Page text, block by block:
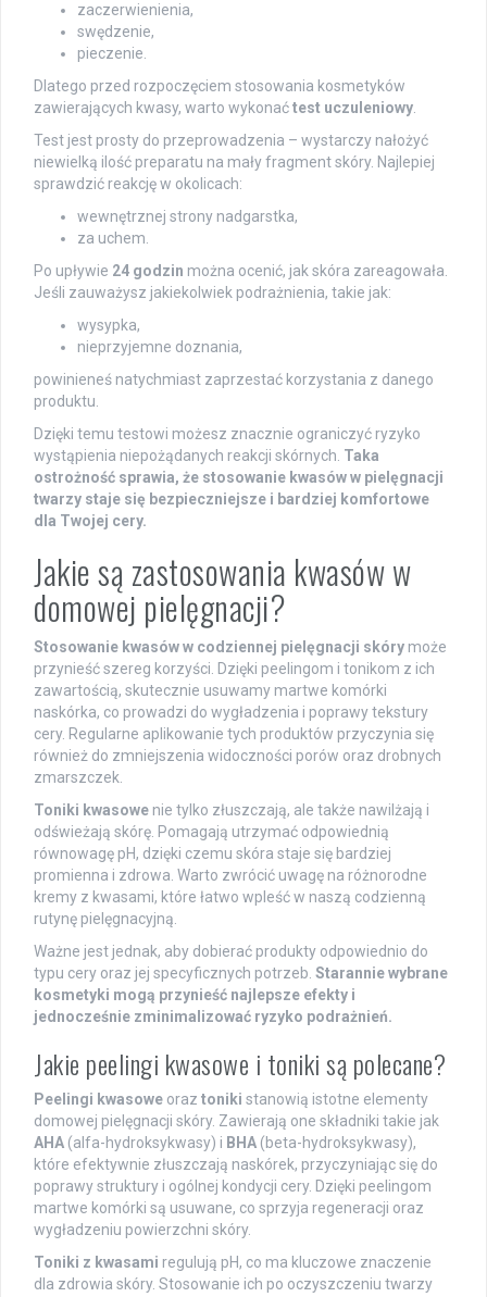
zaczerwienienia,
swędzenie,
pieczenie.
Dlatego przed rozpoczęciem stosowania kosmetyków
zawierających kwasy, warto wykonaćtest uczuleniowy
Test jest prosty do przeprowadzenia – wystarczy nałożyć
niewielką ilość preparatu na mały fragment skóry. Najlepiej
sprawdzić reakcję w okolicach:
wewnętrznej strony nadgarstka,
za uchem.
Po upływie 24 godzin można ocenić, jak skóra zareagowała.
Jeśli zauważysz jakiekolwiek podrażnienia, takie jak:
wysypka,
nieprzyjemne doznania,
powinieneś natychmiast zaprzestać korzystania z danego
produktu.
Dzięki temu testowi możesz znacznie ograniczyć ryzyko
wystąpienia niepożądanych reakcji skórnych. Taka
ostrożność sprawia, że stosowanie kwasów w pielęgnacji
twarzy staje się bezpieczniejsze i bardziej komfortowe
dla Twojej cery.
Jakie są zastosowania kwasów w
domowej pielęgnacji?
Stosowanie kwasów w codziennej pielęgnacji skóry może
przynieść szereg korzyści. Dzięki peelingom i tonikom z ich
zawartością, skutecznie usuwamy martwe komórki
naskórka, co prowadzi do wygładzenia i poprawy tekstury
cery. Regularne aplikowanie tych produktów przyczynia się
również do zmniejszenia widoczności porów oraz drobnych
zmarszczek.
Toniki kwasowe nie tylko złuszczają, ale także nawilżają i
odświeżają skórę. Pomagają utrzymać odpowiednią
równowagę pH, dzięki czemu skóra staje się bardziej
promienna i zdrowa. Warto zwrócić uwagę na różnorodne
kremy z kwasami, które łatwo wpleść w naszą codzienną
rutynę pielęgnacyjną.
Ważne jest jednak, aby dobierać produkty odpowiednio do
typu cery oraz jej specyficznych potrzeb. Starannie wybrane
kosmetyki mogą przynieść najlepsze efekty i
jednocześnie zminimalizować ryzyko podrażnień.
Jakie peelingi kwasowe i toniki są polecane?
Peelingi kwasowe oraz toniki stanowią istotne elementy
domowej pielęgnacji skóry. Zawierają one składniki takie jak
AHA (alfa-hydroksykwasy) i BHA (beta-hydroksykwasy),
które efektywnie złuszczają naskórek, przyczyniając się do
poprawy struktury i ogólnej kondycji cery. Dzięki peelingom
martwe komórki są usuwane, co sprzyja regeneracji oraz
wygładzeniu powierzchni skóry.
Toniki z kwasami regulują pH, co ma kluczowe znaczenie
dla zdrowia skóry. Stosowanie ich po oczyszczeniu twarzy